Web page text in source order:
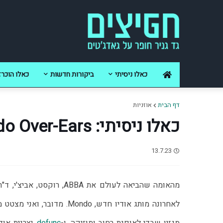
כאלו ניסיתי ביקורות חדשות כאלו
דף הבית אוזניות
כאלו ניסיתי: Mondo Over-Ears
13.7.23